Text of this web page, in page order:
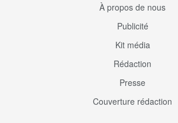
À propos de nous
Publicité
Kit média
Rédaction
Presse
Couverture rédaction